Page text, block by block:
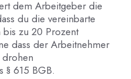
dem Arbeitgeber die
du die vereinbarte
zu 20 Prozent
dass der Arbeitnehmer
§ 615 BGB.